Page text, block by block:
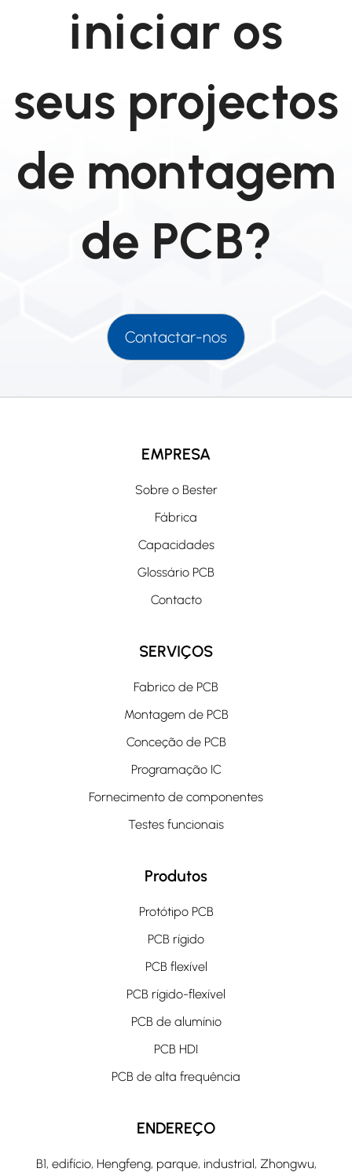
iniciar os
seus projectos
de montagem
de PCB?
Contactar-nos
EMPRESA
Sobre o Bester
Fábrica
Capacidades
Glossário PCB
Contacto
SERVIÇOS
Fabrico de PCB
Montagem de PCB
Conceção de PCB
Programação IC
Fornecimento de componentes
Testes funcionais
Produtos
Protótipo PCB
PCB rígido
PCB flexível
PCB rígido-flexível
PCB de alumínio
PCB HDI
PCB de alta frequência
ENDEREÇO
B1, edifício, Hengfeng, parque, industrial, Zhongwu,